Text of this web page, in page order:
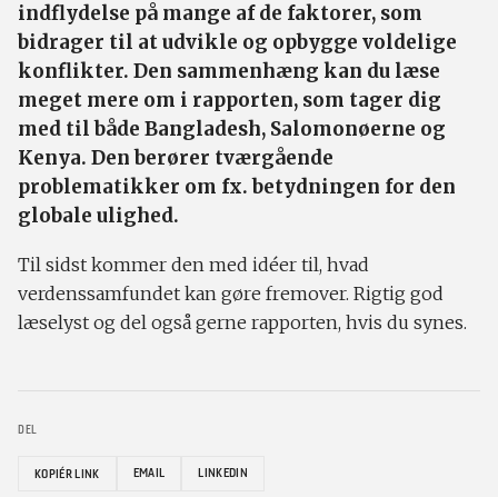
indflydelse på mange af de faktorer, som
bidrager til at udvikle og opbygge voldelige
konflikter. Den sammenhæng kan du læse
meget mere om i rapporten, som tager dig
med til både Bangladesh, Salomonøerne og
Kenya. Den berører tværgående
problematikker om fx. betydningen for den
globale ulighed.
Til sidst kommer den med idéer til, hvad
verdenssamfundet kan gøre fremover. Rigtig god
læselyst og del også gerne rapporten, hvis du synes.
DEL
KOPIÉR LINK EMAIL LINKEDIN